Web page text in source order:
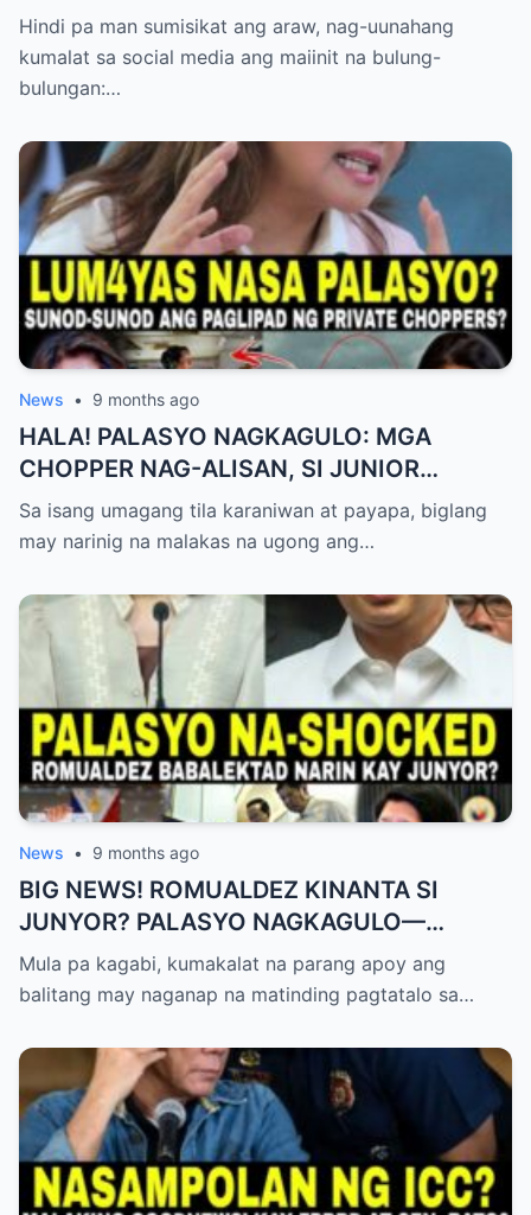
PAGLIPAD NG ISANG JUNYOR AT ANG
DUMULOG NA LIHIM NINA PINGKY AT
KLER
Hindi pa man sumisikat ang araw, nag-uunahang
kumalat sa social media ang maiinit na bulung-
bulungan:…
News • 9 months ago
HALA! PALASYO NAGKAGULO: MGA
CHOPPER NAG-ALISAN, SI JUNIOR
NAGHAHAKOT?!
Sa isang umagang tila karaniwan at payapa, biglang
may narinig na malakas na ugong ang…
News • 9 months ago
BIG NEWS! ROMUALDEZ KINANTA SI
JUNYOR? PALASYO NAGKAGULO—
OMBUDSMAN NA-SHOCKED?
Mula pa kagabi, kumakalat na parang apoy ang
balitang may naganap na matinding pagtatalo sa…